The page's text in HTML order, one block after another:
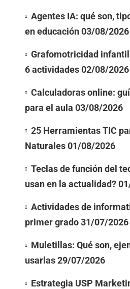
Agentes IA: qué son,
en educación03/08/2026
Grafomotricidad
6 actividades02/08/2026
Calculadoras online:
para el aula 03/08/2026
25 Herramientas TIC
Naturales01/08/2026
Teclas de función del
usan en la actualidad?
Actividades de
primer grado31/07/2026
Muletillas: Qué son,
usarlas29/07/2026
Estrategia USP